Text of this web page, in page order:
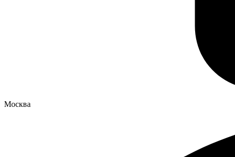
Москва